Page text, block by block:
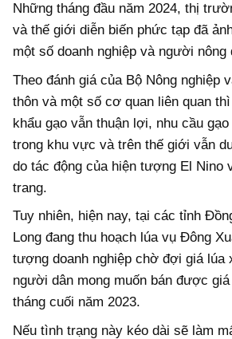
Những tháng đầu năm 2024, thị
và thế giới diễn biến phức tạp đã
một số doanh nghiệp và người nông
Theo đánh giá của Bộ Nông nghiệp
thôn và một số cơ quan liên quan
khẩu gạo vẫn thuận lợi, nhu cầu
trong khu vực và trên thế giới vẫn
do tác động của hiện tượng El Nino
trang.
Tuy nhiên, hiện nay, tại các tỉnh
Long đang thu hoạch lúa vụ Đông
tượng doanh nghiệp chờ đợi giá lúa
người dân mong muốn bán được
tháng cuối năm 2023.
Nếu tình trạng này kéo dài sẽ làm